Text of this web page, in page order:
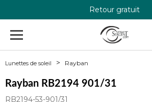
Retour gratuit
+33 4 79 24 76 84
Lunettes de soleil Rayban
Rayban RB2194 901/31
RB2194-53-901/31